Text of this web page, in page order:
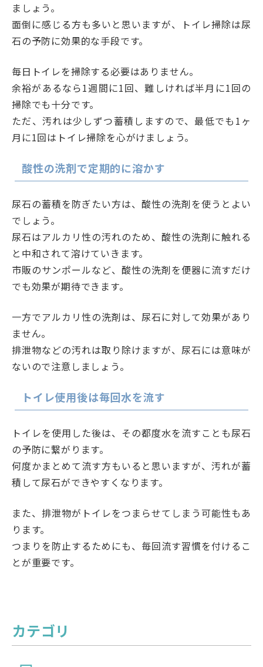
ましょう。
面倒に感じる方も多いと思いますが、トイレ掃除は尿
石の予防に効果的な手段です。
毎日トイレを掃除する必要はありません。
余裕があるなら1週間に1回、難しければ半月に1回の
掃除でも十分です。
ただ、汚れは少しずつ蓄積しますので、最低でも1ヶ
月に1回はトイレ掃除を心がけましょう。
酸性の洗剤で定期的に溶かす
尿石の蓄積を防ぎたい方は、酸性の洗剤を使うとよい
でしょう。
尿石はアルカリ性の汚れのため、酸性の洗剤に触れる
と中和されて溶けていきます。
市販のサンポールなど、酸性の洗剤を便器に流すだけ
でも効果が期待できます。
一方でアルカリ性の洗剤は、尿石に対して効果があり
ません。
排泄物などの汚れは取り除けますが、尿石には意味が
ないので注意しましょう。
トイレ使用後は毎回水を流す
トイレを使用した後は、その都度水を流すことも尿石
の予防に繋がります。
何度かまとめて流す方もいると思いますが、汚れが蓄
積して尿石ができやすくなります。
また、排泄物がトイレをつまらせてしまう可能性もあ
ります。
つまりを防止するためにも、毎回流す習慣を付けるこ
とが重要です。
カテゴリ